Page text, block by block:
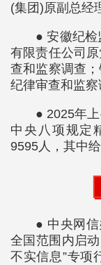
(集团)原副总经
● 安徽纪检
有限责任公司
查和监察调查
纪律审查和监察
● 2025年
中央八项规定
9595人，其中
● 中央网
全国范围内启动
不实信息”专项